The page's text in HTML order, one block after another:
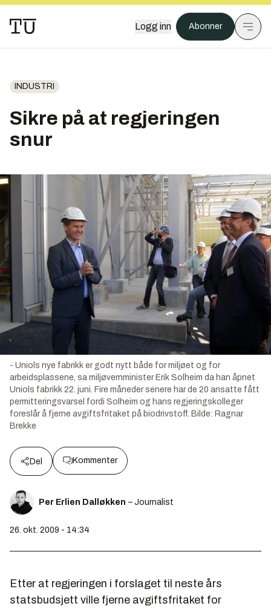
Logg inn Abonner
INDUSTRI
Sikre på at regjeringen
snur
- Uniols nye fabrikk er godt nytt både for miljøet og for
arbeidsplassene, sa miljøvernminister Erik Solheim da han åpnet
Uniols fabrikk 22. juni. Fire måneder senere har de 20 ansatte fått
permitteringsvarsel fordi Solheim og hans regjeringskolleger
foreslår å fjerne avgiftsfritaket på biodrivstoff. Bilde: Ragnar
Brekke
Del Kommenter
Per Erlien Dalløkken – Journalist
26. okt. 2009 - 14:34
Etter at regjeringen i forslaget til neste års
statsbudsjett ville fjerne avgiftsfritaket for